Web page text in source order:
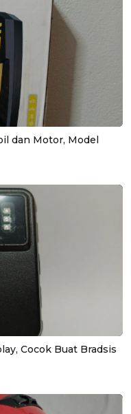
dan Motor, Model
Cocok Buat Bradsis